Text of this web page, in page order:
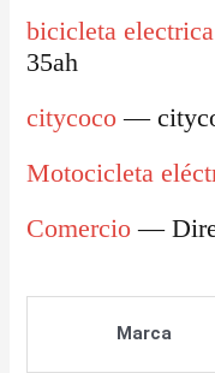
bicicleta electrica
35ah
citycoco —
Motocicleta
Comercio —
Marca